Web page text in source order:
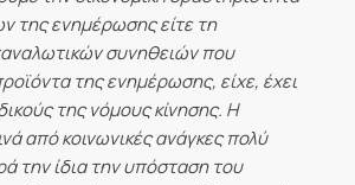
της ενημέρωσης είτε τη
συνηθειών που
της ενημέρωσης, είχε, έχει
της νόμους κίνησης. Η
από κοινωνικές ανάγκες πολύ
την ίδια την υπόσταση του